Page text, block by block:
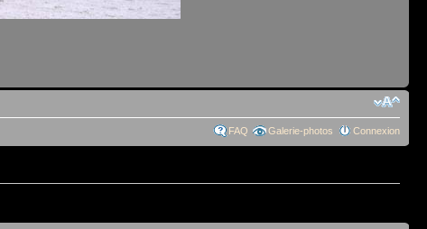
FAQ Galerie-photos Connexion